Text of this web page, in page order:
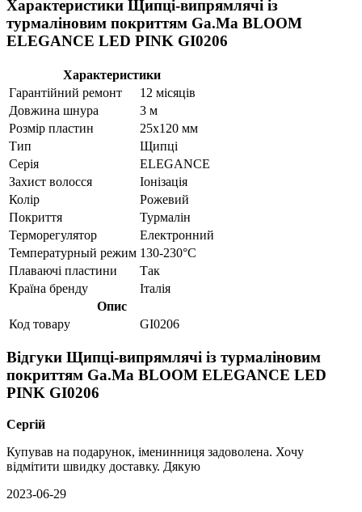
Характеристики Щипці-випрямлячі із
турмаліновим покриттям Ga.Ma BLOOM
ELEGANCE LED PINK GI0206
Характеристики
Гарантійний ремонт
12 місяців
Довжина шнура
3 м
Розмір пластин
25х120 мм
Тип
Щипці
Серія
ELEGANCE
Захист волосся
Іонізація
Колір
Рожевий
Покриття
Турмалін
Терморегулятор
Електронний
Температурный режим 130-230°С
Плаваючі пластини
Так
Країна бренду
Італія
Опис
Код товару
GI0206
Відгуки Щипці-випрямлячі із турмаліновим
покриттям Ga.Ma BLOOM ELEGANCE LED
PINK GI0206
Сергій
Купував на подарунок, іменинниця задоволена. Хочу
відмітити швидку доставку. Дякую
2023-06-29